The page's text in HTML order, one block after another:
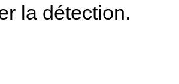
la détection.